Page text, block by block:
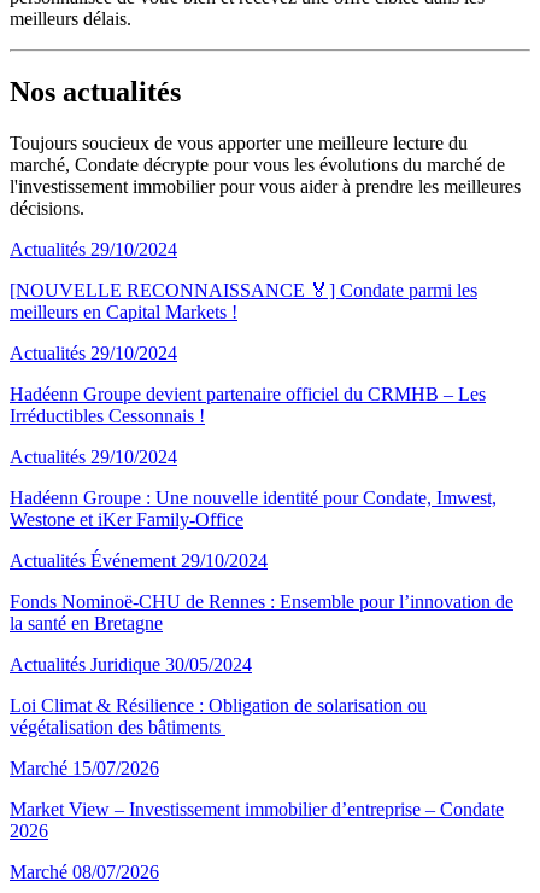
meilleurs délais.
Nos actualités
Toujours soucieux de vous apporter une meilleure lecture du
marché, Condate décrypte pour vous les évolutions du marché de
l'investissement immobilier pour vous aider à prendre les meilleures
décisions.
Actualités 29/10/2024
[NOUVELLE RECONNAISSANCE 🏅] Condate parmi les
meilleurs en Capital Markets !
Actualités 29/10/2024
Hadéenn Groupe devient partenaire officiel du CRMHB – Les
Irréductibles Cessonnais !
Actualités 29/10/2024
Hadéenn Groupe : Une nouvelle identité pour Condate, Imwest,
Westone et iKer Family-Office
Actualités Événement 29/10/2024
Fonds Nominoë-CHU de Rennes : Ensemble pour l’innovation de
la santé en Bretagne
Actualités Juridique 30/05/2024
Loi Climat & Résilience : Obligation de solarisation ou
végétalisation des bâtiments
Marché 15/07/2026
Market View – Investissement immobilier d’entreprise – Condate
2026
Marché 08/07/2026